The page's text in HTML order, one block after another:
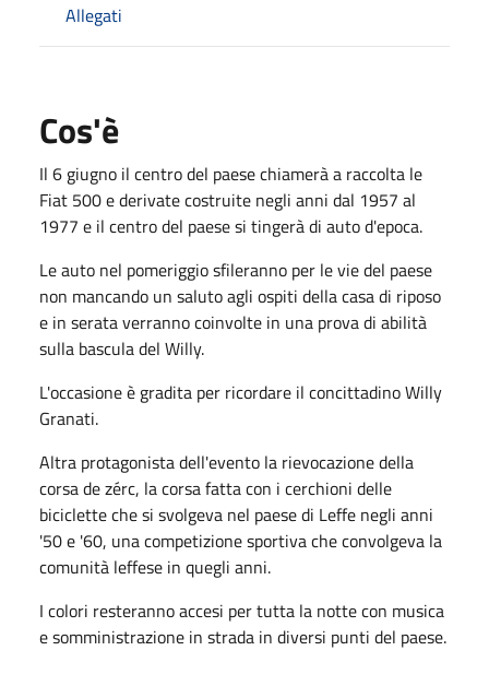
Allegati
Cos'è
Il 6 giugno il centro del paese chiamerà a raccolta le
Fiat 500 e derivate costruite negli anni dal 1957 al
1977 e il centro del paese si tingerà di auto d'epoca.
Le auto nel pomeriggio sfileranno per le vie del paese
non mancando un saluto agli ospiti della casa di riposo
e in serata verranno coinvolte in una prova di abilità
sulla bascula del Willy.
L'occasione è gradita per ricordare il concittadino Willy
Granati.
Altra protagonista dell'evento la rievocazione della
corsa de zérc, la corsa fatta con i cerchioni delle
biciclette che si svolgeva nel paese di Leffe negli anni
'50 e '60, una competizione sportiva che convolgeva la
comunità leffese in quegli anni.
I colori resteranno accesi per tutta la notte con musica
e somministrazione in strada in diversi punti del paese.